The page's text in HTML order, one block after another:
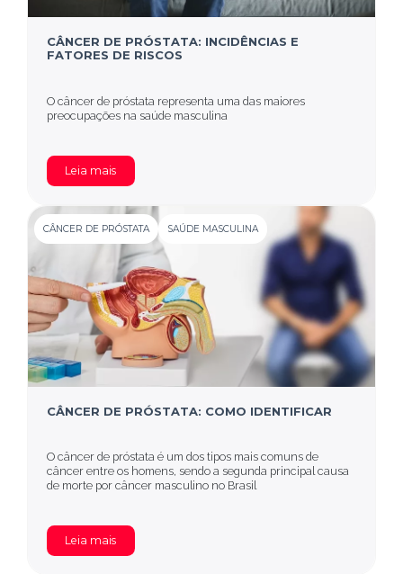
CÂNCER DE PRÓSTATA: INCIDÊNCIAS E
FATORES DE RISCOS
O câncer de próstata representa uma das maiores
preocupações na saúde masculina
Leia mais
CÂNCER DE PRÓSTATA SAÚDE MASCULINA
CÂNCER DE PRÓSTATA: COMO IDENTIFICAR
O câncer de próstata é um dos tipos mais comuns de
câncer entre os homens, sendo a segunda principal causa
de morte por câncer masculino no Brasil
Leia mais